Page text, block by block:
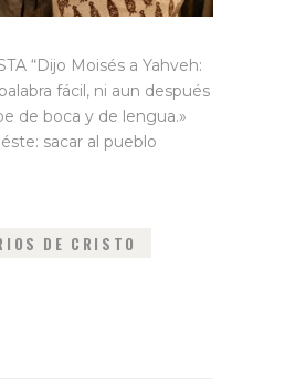
“Dijo Moisés a Yahveh:
fácil, ni aun después
de boca y de lengua.»
sacar al pueblo
DE CRISTO